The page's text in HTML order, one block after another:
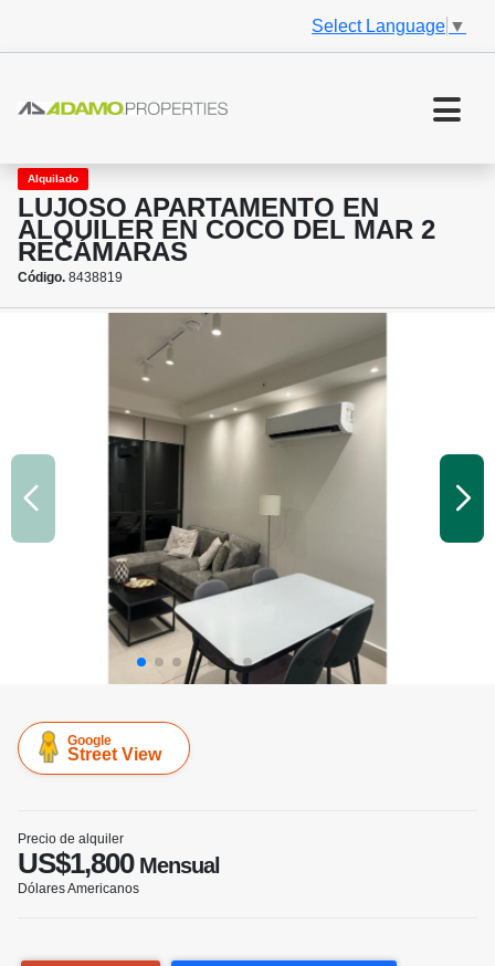
Select Language ▼
Alquilado
LUJOSO APARTAMENTO EN
ALQUILER EN COCO DEL MAR 2
RECÁMARAS
Código. 8438819
Google
Street View
Precio de alquiler
US$1,800Mensual
Dólares Americanos